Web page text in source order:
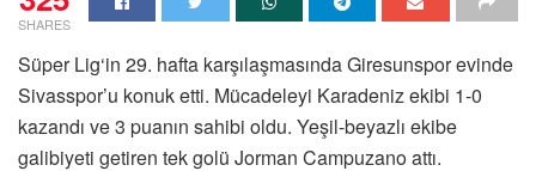
SHARES
SüperLig‘in 29. hafta karşılaşmasında Giresunspor evinde
Sivasspor’u konuk etti. Mücadeleyi Karadeniz ekibi 1-0
kazandı ve 3 puanın sahibi oldu. Yeşil-beyazlı ekibe
galibiyeti getiren tek golü Jorman Campuzano attı.